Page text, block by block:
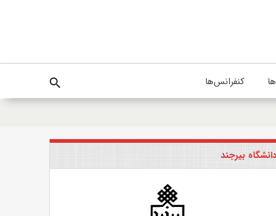
کنفرانس‌ها search
دانشگاه بیرجند